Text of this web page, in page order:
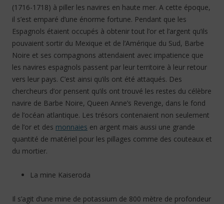
(1716-1718) à piller les navires en haute mer. A cette époque,
il s’est emparé d’une énorme fortune. Pendant que les
Espagnols étaient occupés à obtenir tout l’or et l’argent qu’ils
pouvaient sortir du Mexique et de l’Amérique du Sud, Barbe
Noire et ses compagnons attendaient avec impatience que
les navires espagnols passent par leur territoire à leur retour
vers leur pays. C’est ainsi qu’ils ont été attaqués. Des
chercheurs d’or pensent qu’ils ont trouvé les restes du célèbre
navire de Barbe Noire, Queen Anne’s Revenge, dans le fond
de l’océan atlantique. Les trésors contenaient non seulement
de l’or et des monnaies en argent mais aussi une grande
quantité de matériel pour les pillages comme des couteaux et
du mortier.
La mine Kaiseroda
Il s’agit d’une mine de potassium de 800 mètre de profondeur